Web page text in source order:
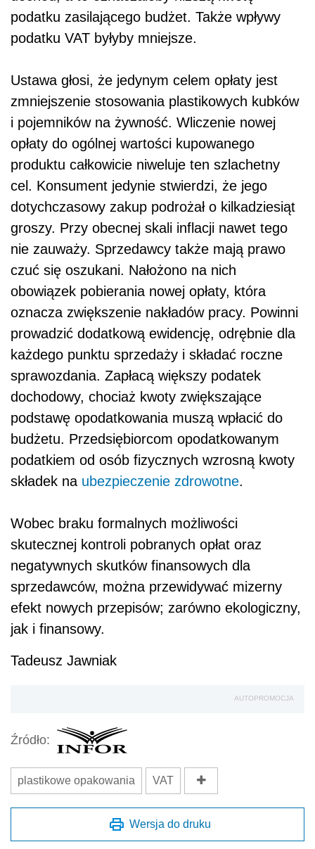
podatku zasilającego budżet. Także wpływy
podatku VAT byłyby mniejsze.
Ustawa głosi, że jedynym celem opłaty jest
zmniejszenie stosowania plastikowych kubków
i pojemników na żywność. Wliczenie nowej
opłaty do ogólnej wartości kupowanego
produktu całkowicie niweluje ten szlachetny
cel. Konsument jedynie stwierdzi, że jego
dotychczasowy zakup podrożał o kilkadziesiąt
groszy. Przy obecnej skali inflacji nawet tego
nie zauważy. Sprzedawcy także mają prawo
czuć się oszukani. Nałożono na nich
obowiązek pobierania nowej opłaty, która
oznacza zwiększenie nakładów pracy. Powinni
prowadzić dodatkową ewidencję, odrębnie dla
każdego punktu sprzedaży i składać roczne
sprawozdania. Zapłacą większy podatek
dochodowy, chociaż kwoty zwiększające
podstawę opodatkowania muszą wpłacić do
budżetu. Przedsiębiorcom opodatkowanym
podatkiem od osób fizycznych wzrosną kwoty
składek na ubezpieczenie zdrowotne.
Wobec braku formalnych możliwości
skutecznej kontroli pobranych opłat oraz
negatywnych skutków finansowych dla
sprzedawców, można przewidywać mizerny
efekt nowych przepisów; zarówno ekologiczny,
jak i finansowy.
Tadeusz Jawniak
AUTOPROMOCJA
Źródło:
plastikowe opakowania VAT
Wersja do druku